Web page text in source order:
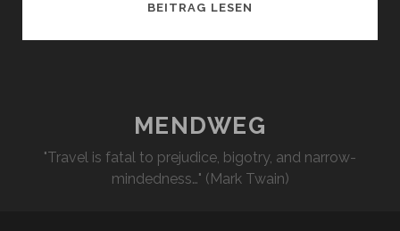
BEITRAG LESEN
MENDWEG
"Travel is fatal to prejudice, bigotry, and narrow-
mindedness…" (Mark Twain)